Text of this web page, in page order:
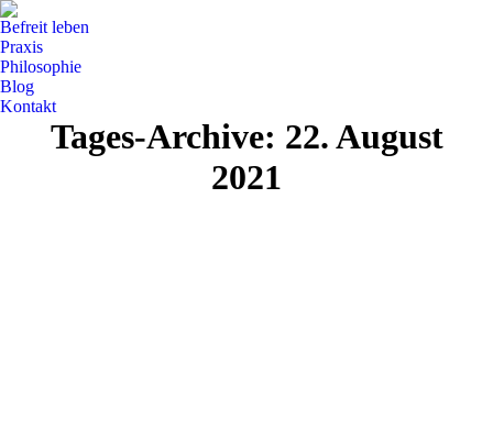
Befreit leben
Praxis
Philosophie
Blog
Kontakt
Tages-Archive: 22. August
2021